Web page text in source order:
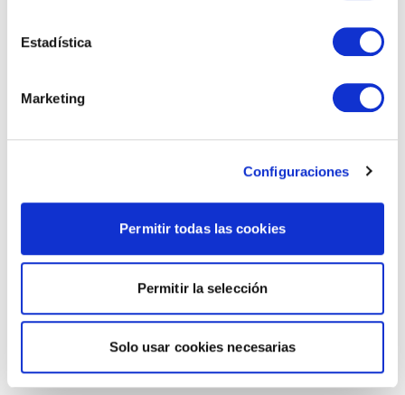
Estadística
Marketing
Configuraciones
Permitir todas las cookies
Permitir la selección
Solo usar cookies necesarias